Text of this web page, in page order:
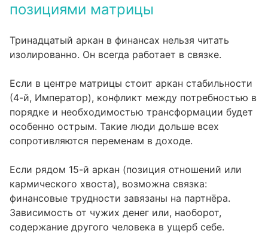
позициями матрицы
Тринадцатый аркан в финансах нельзя читать
изолированно. Он всегда работает в связке.
Если в центре матрицы стоит аркан стабильности
(4-й, Император), конфликт между потребностью в
порядке и необходимостью трансформации будет
особенно острым. Такие люди дольше всех
сопротивляются переменам в доходе.
Если рядом 15-й аркан (позиция отношений или
кармического хвоста), возможна связка:
финансовые трудности завязаны на партнёра.
Зависимость от чужих денег или, наоборот,
содержание другого человека в ущерб себе.